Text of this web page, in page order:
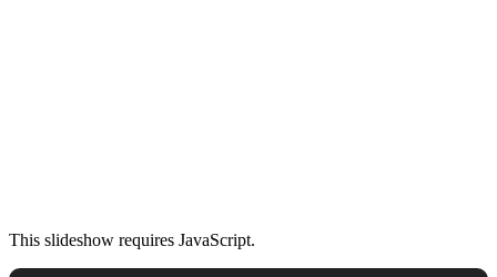
This slideshow requires JavaScript.